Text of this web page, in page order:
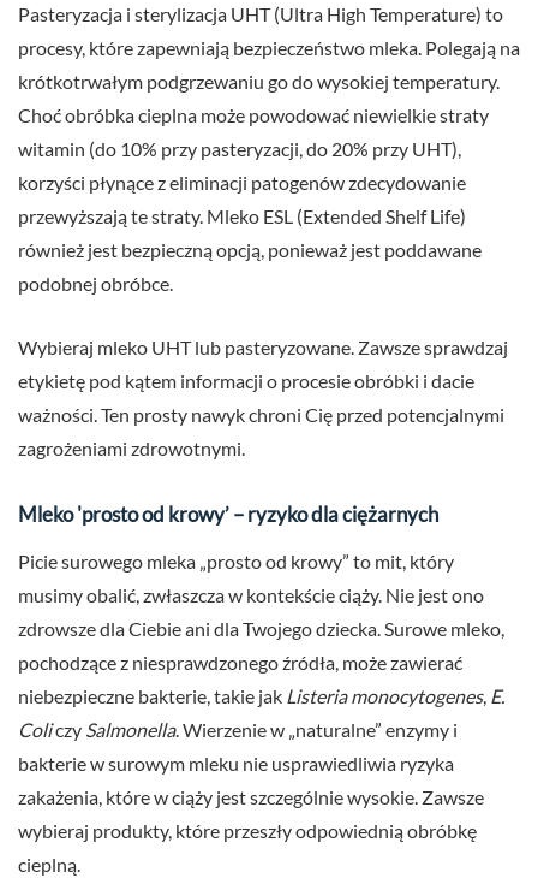
Pasteryzacja i sterylizacja UHT (Ultra High Temperature) to
procesy, które zapewniają bezpieczeństwo mleka. Polegają na
krótkotrwałym podgrzewaniu go do wysokiej temperatury.
Choć obróbka cieplna może powodować niewielkie straty
witamin (do 10% przy pasteryzacji, do 20% przy UHT),
korzyści płynące z eliminacji patogenów zdecydowanie
przewyższają te straty. Mleko ESL (Extended Shelf Life)
również jest bezpieczną opcją, ponieważ jest poddawane
podobnej obróbce.
Wybieraj mleko UHT lub pasteryzowane. Zawsze sprawdzaj
etykietę pod kątem informacji o procesie obróbki i dacie
ważności. Ten prosty nawyk chroni Cię przed potencjalnymi
zagrożeniami zdrowotnymi.
Mleko 'prosto od krowy’ – ryzyko dla ciężarnych
Picie surowego mleka „prosto od krowy” to mit, który
musimy obalić, zwłaszcza w kontekście ciąży. Nie jest ono
zdrowsze dla Ciebie ani dla Twojego dziecka. Surowe mleko,
pochodzące z niesprawdzonego źródła, może zawierać
niebezpieczne bakterie, takie jak Listeria monocytogenes, E.
Coliczy Salmonella. Wierzenie w „naturalne” enzymy i
bakterie w surowym mleku nie usprawiedliwia ryzyka
zakażenia, które w ciąży jest szczególnie wysokie. Zawsze
wybieraj produkty, które przeszły odpowiednią obróbkę
cieplną.